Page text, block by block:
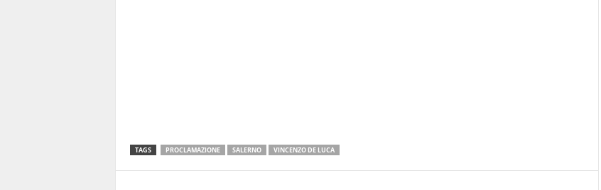
TAGS PROCLAMAZIONE SALERNO VINCENZO DE LUCA